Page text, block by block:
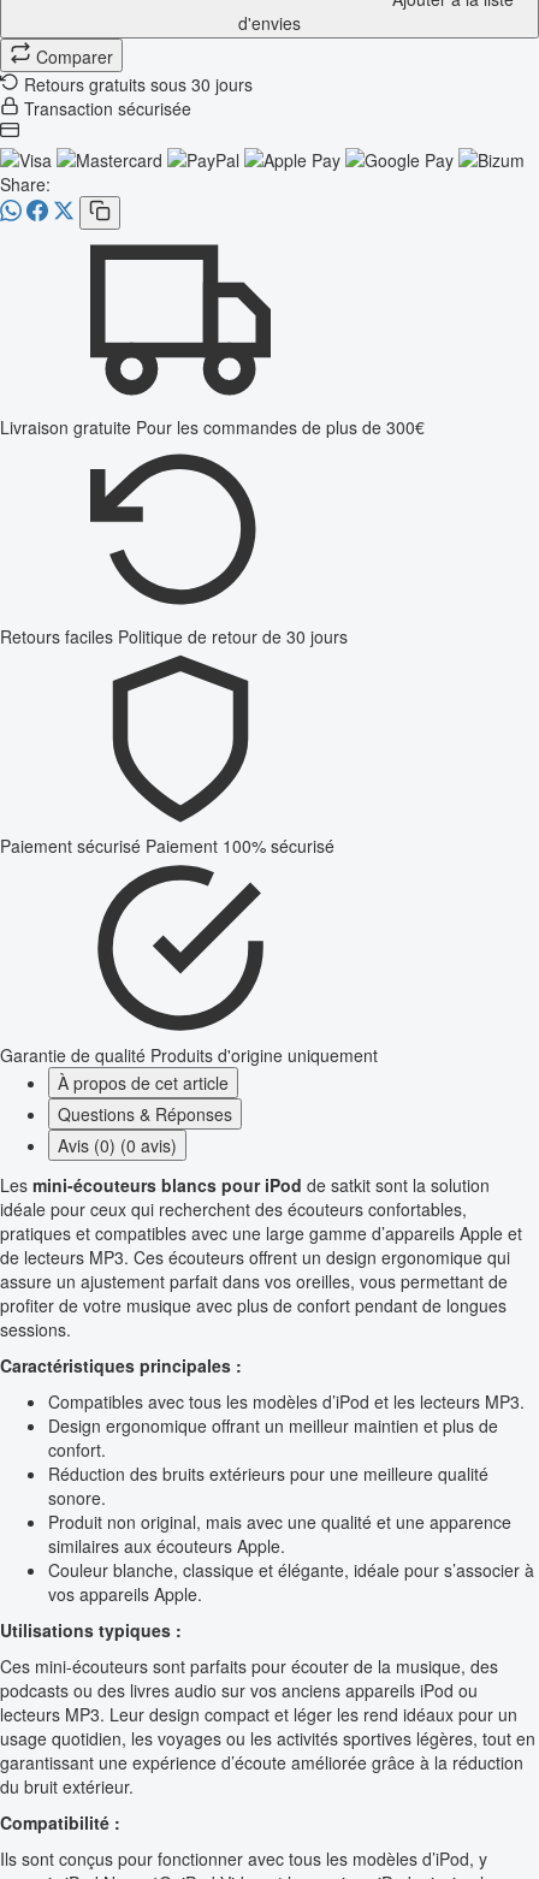
d'envies
Comparer
Retours gratuits sous 30 jours
Transaction sécurisée
Share:
Livraison gratuite Pour les commandes de plus de 300€
Retours faciles Politique de retour de 30 jours
Paiement sécurisé Paiement 100% sécurisé
Garantie de qualité Produits d'origine uniquement
À propos de cet article
Questions & Réponses
Avis (0) (0 avis)
Les mini-écouteurs blancs pour iPod de satkit sont la solution
idéale pour ceux qui recherchent des écouteurs confortables,
pratiques et compatibles avec une large gamme d’appareils Apple et
de lecteurs MP3. Ces écouteurs offrent un design ergonomique qui
assure un ajustement parfait dans vos oreilles, vous permettant de
profiter de votre musique avec plus de confort pendant de longues
sessions.
Caractéristiques principales :
Compatibles avec tous les modèles d’iPod et les lecteurs MP3.
Design ergonomique offrant un meilleur maintien et plus de
confort.
Réduction des bruits extérieurs pour une meilleure qualité
sonore.
Produit non original, mais avec une qualité et une apparence
similaires aux écouteurs Apple.
Couleur blanche, classique et élégante, idéale pour s’associer à
vos appareils Apple.
Utilisations typiques :
Ces mini-écouteurs sont parfaits pour écouter de la musique, des
podcasts ou des livres audio sur vos anciens appareils iPod ou
lecteurs MP3. Leur design compact et léger les rend idéaux pour un
usage quotidien, les voyages ou les activités sportives légères, tout en
garantissant une expérience d’écoute améliorée grâce à la réduction
du bruit extérieur.
Compatibilité :
Ils sont conçus pour fonctionner avec tous les modèles d’iPod, y